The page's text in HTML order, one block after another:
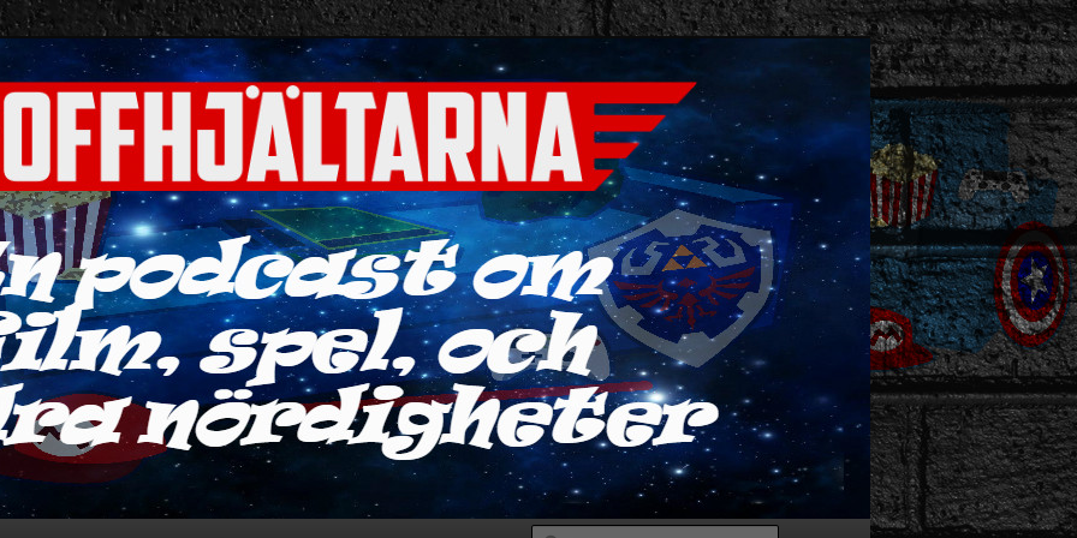
nördigheter